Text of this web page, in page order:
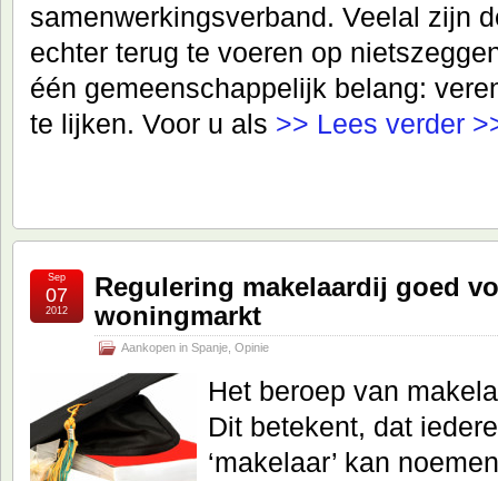
samenwerkingsverband. Veelal zijn
echter terug te voeren op
één gemeenschappelijk belang:
te lijken. Voor u als >> Lees verder
Regulering makelaardij goed
woningmarkt
Aankopen in Spanje Opinie
Sep
07
2012
Het beroep van
Dit betekent, dat
‘makelaar’ kan